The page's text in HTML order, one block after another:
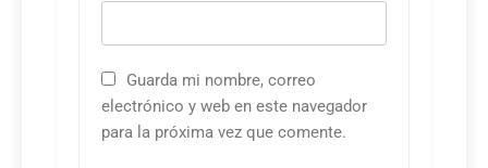
Guarda mi nombre, correo
electrónico y web en este navegador
para la próxima vez que comente.